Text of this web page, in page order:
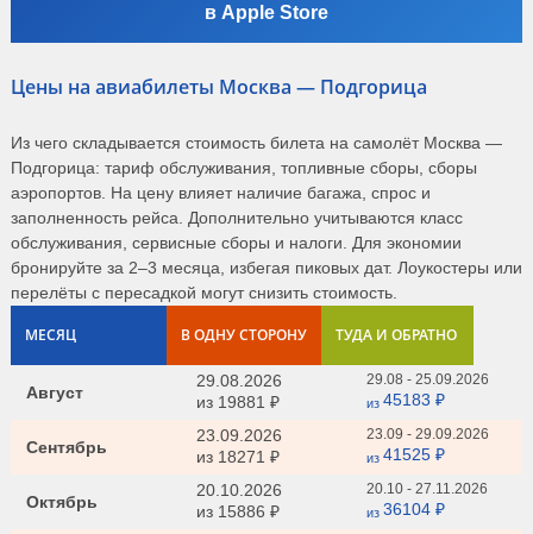
в Apple Store
Цены на авиабилеты Москва — Подгорица
Из чего складывается стоимость билета на самолёт Москва —
Подгорица: тариф обслуживания, топливные сборы, сборы
аэропортов. На цену влияет наличие багажа, спрос и
заполненность рейса. Дополнительно учитываются класс
обслуживания, сервисные сборы и налоги. Для экономии
бронируйте за 2–3 месяца, избегая пиковых дат. Лоукостеры или
перелёты с пересадкой могут снизить стоимость.
МЕСЯЦ В ОДНУ СТОРОНУ ТУДА И ОБРАТНО
Август
29.08.2026
из 19881 ₽
29.08 - 25.09.2026
из 45183 ₽
Сентябрь
23.09.2026
из 18271 ₽
23.09 - 29.09.2026
из 41525 ₽
Октябрь
20.10.2026
из 15886 ₽
20.10 - 27.11.2026
из 36104 ₽